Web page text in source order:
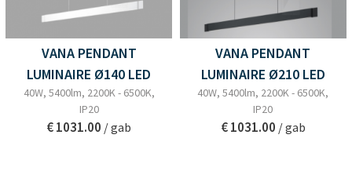
VANA PENDANT
LUMINAIRE Ø140 LED
40W, 5400lm, 2200K - 6500K,
IP20
€ 1031.00 / gab
VANA PENDANT
LUMINAIRE Ø210 LED
40W, 5400lm, 2200K - 6500K,
IP20
€ 1031.00 / gab